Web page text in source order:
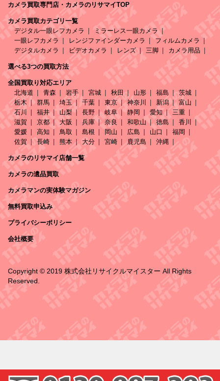
カメラ買取専門店・カメラのリサマイTOP
カメラ買取カテゴリ一覧
デジタル一眼レフカメラ
ミラーレス一眼カメラ
一眼レフカメラ
レンジファインダーカメラ
フィルムカメラ
デジタルカメラ
ビデオカメラ レンズ 三脚 カメラ用品
選べる3つの買取方法
全国買取り対応エリア
北海道
青森 岩手 宮城 秋田 山形 福島
茨城
栃木
群馬 埼玉 千葉 東京 神奈川 新潟
富山
石川
福井 山梨 長野 岐阜 静岡 愛知
三重
滋賀
京都 大阪 兵庫 奈良 和歌山 徳島
香川
愛媛
高知 鳥取 島根 岡山 広島 山口
福岡
佐賀
長崎 熊本 大分 宮崎 鹿児島 沖縄
カメラのリサマイ店舗一覧
カメラの遺品買取
カメラマンの実体験マガジン
無料買取申込み
プライバシーポリシー
会社概要
Copyright © 2019 株式会社リサイクルマイスター All Rights
Reserved.